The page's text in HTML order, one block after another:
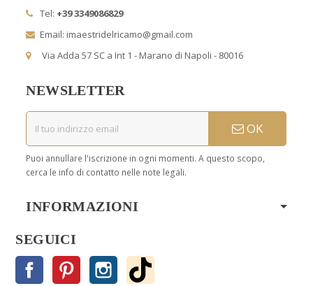
Tel: +39 3349086829
Email: imaestridelricamo@gmail.com
Via Adda 57 SC a Int 1 - Marano di Napoli - 80016
NEWSLETTER
OK
Puoi annullare l'iscrizione in ogni momenti. A questo scopo,
cerca le info di contatto nelle note legali.
INFORMAZIONI
SEGUICI
Facebook Pinterest Instagram